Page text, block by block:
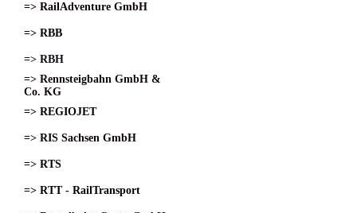
=> RailAdventure GmbH
=> RBB
=> RBH
=> Rennsteigbahn GmbH &
Co. KG
=> REGIOJET
=> RIS Sachsen GmbH
=> RTS
=> RTT - RailTransport